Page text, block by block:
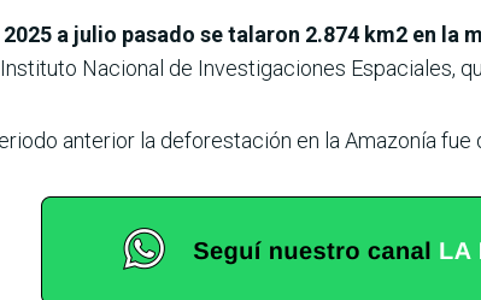
a julio pasado se talaron 2.874 km2 en
Nacional de Investigaciones Espaciales,
anterior la deforestación en la Amazonía fue